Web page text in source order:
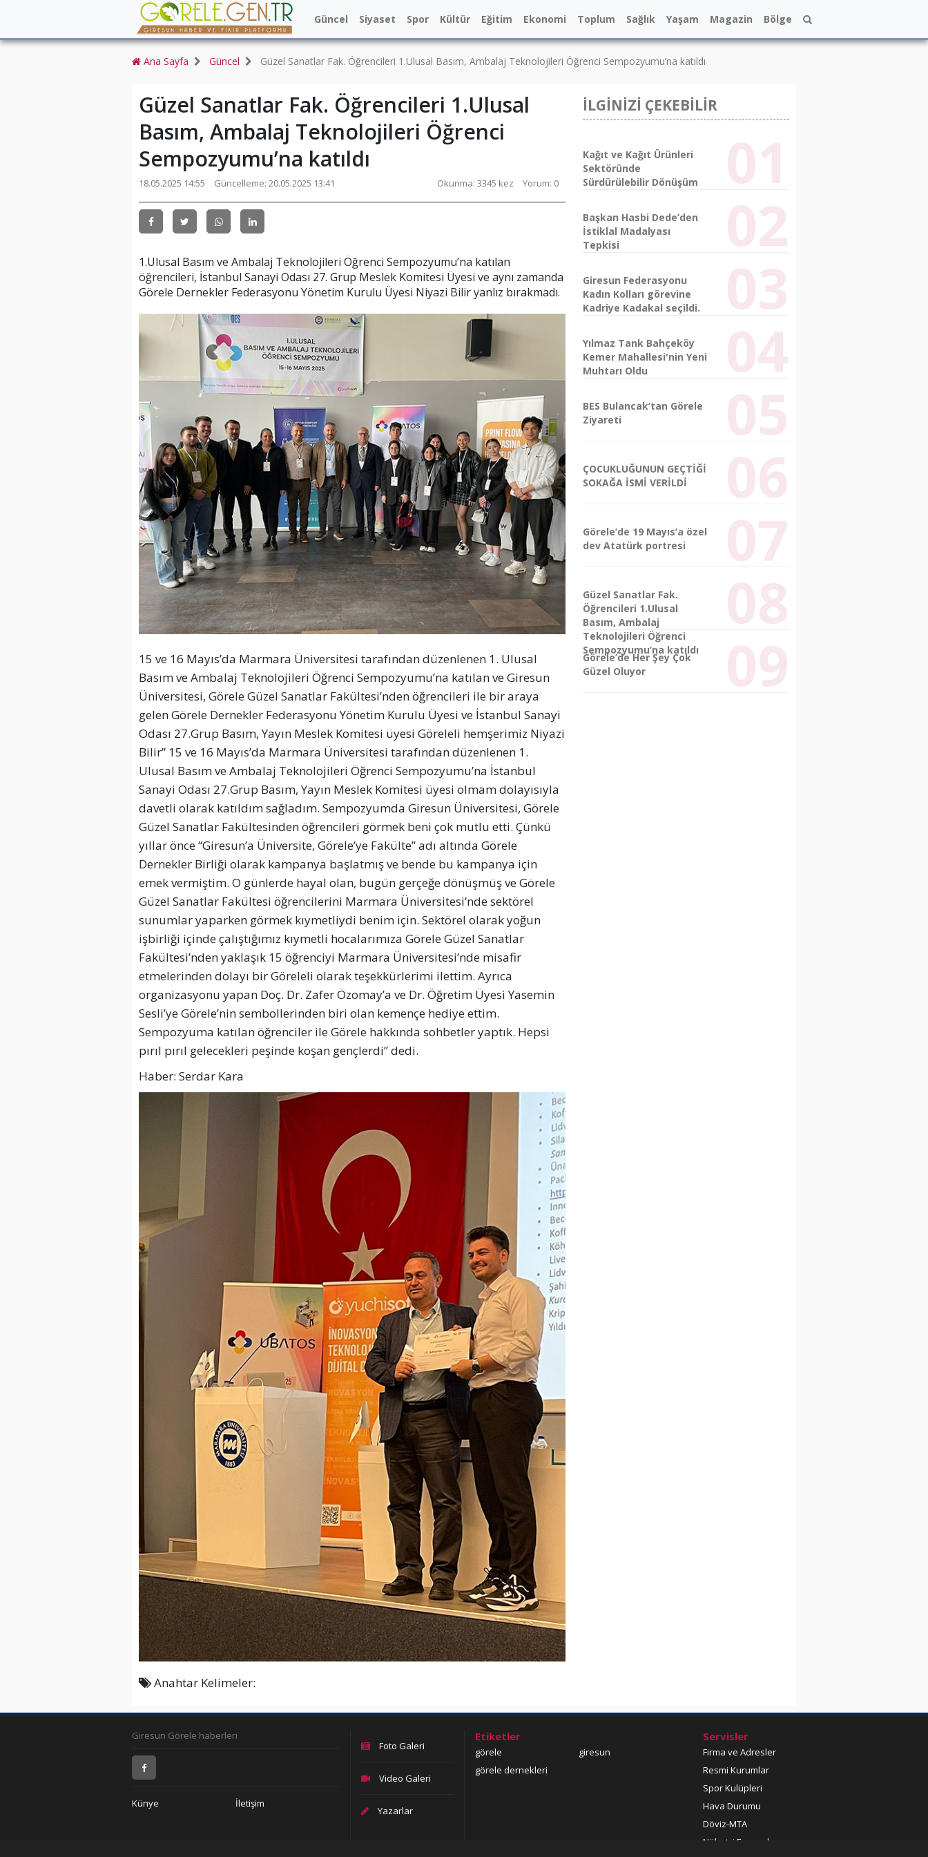
Güncel Siyaset Spor Kültür Eğitim Ekonomi Toplum Sağlık Yaşam Magazin Bölge
Ana Sayfa Güncel Güzel Sanatlar Fak. Öğrencileri 1.Ulusal Basım, Ambalaj Teknolojileri Öğrenci Sempozyumu’na katıldı
Güzel Sanatlar Fak. Öğrencileri 1.Ulusal
Basım, Ambalaj Teknolojileri Öğrenci
Sempozyumu’na katıldı
18.05.2025 14:55 Güncelleme: 20.05.2025 13:41 Okunma: 3345 kez Yorum: 0
1.Ulusal Basım ve Ambalaj Teknolojileri Öğrenci Sempozyumu’na katılan
öğrencileri, İstanbul Sanayi Odası 27. Grup Meslek Komitesi Üyesi ve aynı zamanda
Görele Dernekler Federasyonu Yönetim Kurulu Üyesi Niyazi Bilir yanlız bırakmadı.
15 ve 16 Mayıs’da Marmara Üniversitesi tarafından düzenlenen 1. Ulusal
Basım ve Ambalaj Teknolojileri Öğrenci Sempozyumu’na katılan ve Giresun
Üniversitesi, Görele Güzel Sanatlar Fakültesi’nden öğrencileri ile bir araya
gelen Görele Dernekler Federasyonu Yönetim Kurulu Üyesi ve İstanbul Sanayi
Odası 27.Grup Basım, Yayın Meslek Komitesi üyesi Göreleli hemşerimiz Niyazi
Bilir” 15 ve 16 Mayıs’da Marmara Üniversitesi tarafından düzenlenen 1.
Ulusal Basım ve Ambalaj Teknolojileri Öğrenci Sempozyumu’na İstanbul
Sanayi Odası 27.Grup Basım, Yayın Meslek Komitesi üyesi olmam dolayısıyla
davetli olarak katıldım sağladım. Sempozyumda Giresun Üniversitesi, Görele
Güzel Sanatlar Fakültesinden öğrencileri görmek beni çok mutlu etti. Çünkü
yıllar önce “Giresun’a Üniversite, Görele’ye Fakülte” adı altında Görele
Dernekler Birliği olarak kampanya başlatmış ve bende bu kampanya için
emek vermiştim. O günlerde hayal olan, bugün gerçeğe dönüşmüş ve Görele
Güzel Sanatlar Fakültesi öğrencilerini Marmara Üniversitesi’nde sektörel
sunumlar yaparken görmek kıymetliydi benim için. Sektörel olarak yoğun
işbirliği içinde çalıştığımız kıymetli hocalarımıza Görele Güzel Sanatlar
Fakültesi’nden yaklaşık 15 öğrenciyi Marmara Üniversitesi’nde misafir
etmelerinden dolayı bir Göreleli olarak teşekkürlerimi ilettim. Ayrıca
organizasyonu yapan Doç. Dr. Zafer Özomay’a ve Dr. Öğretim Üyesi Yasemin
Sesli’ye Görele’nin sembollerinden biri olan kemençe hediye ettim.
Sempozyuma katılan öğrenciler ile Görele hakkında sohbetler yaptık. Hepsi
pırıl pırıl gelecekleri peşinde koşan gençlerdi” dedi.
Haber: Serdar Kara
Anahtar Kelimeler:
İLGİNİZİ ÇEKEBİLİR
Kağıt ve Kağıt Ürünleri
Sektöründe
Sürdürülebilir Dönüşüm
Başkan Hasbi Dede’den
İstiklal Madalyası
Tepkisi
Giresun Federasyonu
Kadın Kolları görevine
Kadriye Kadakal seçildi.
Yılmaz Tank Bahçeköy
Kemer Mahallesi'nin Yeni
Muhtarı Oldu
BES Bulancak’tan Görele
Ziyareti
ÇOCUKLUĞUNUN GEÇTİĞİ
SOKAĞA İSMİ VERİLDİ
Görele’de 19 Mayıs’a özel
dev Atatürk portresi
Güzel Sanatlar Fak.
Öğrencileri 1.Ulusal
Basım, Ambalaj
Teknolojileri Öğrenci
Sempozyumu’na katıldı
Görele’de Her Şey Çok
Güzel Oluyor
Giresun Görele haberleri
Künye İletişim
Foto Galeri
Video Galeri
Yazarlar
Etiketler
görele
giresun
görele dernekleri
Servisler
Firma ve Adresler
Resmi Kurumlar
Spor Kulüpleri
Hava Durumu
Döviz-MTA
Nöbetçi Eczaneler